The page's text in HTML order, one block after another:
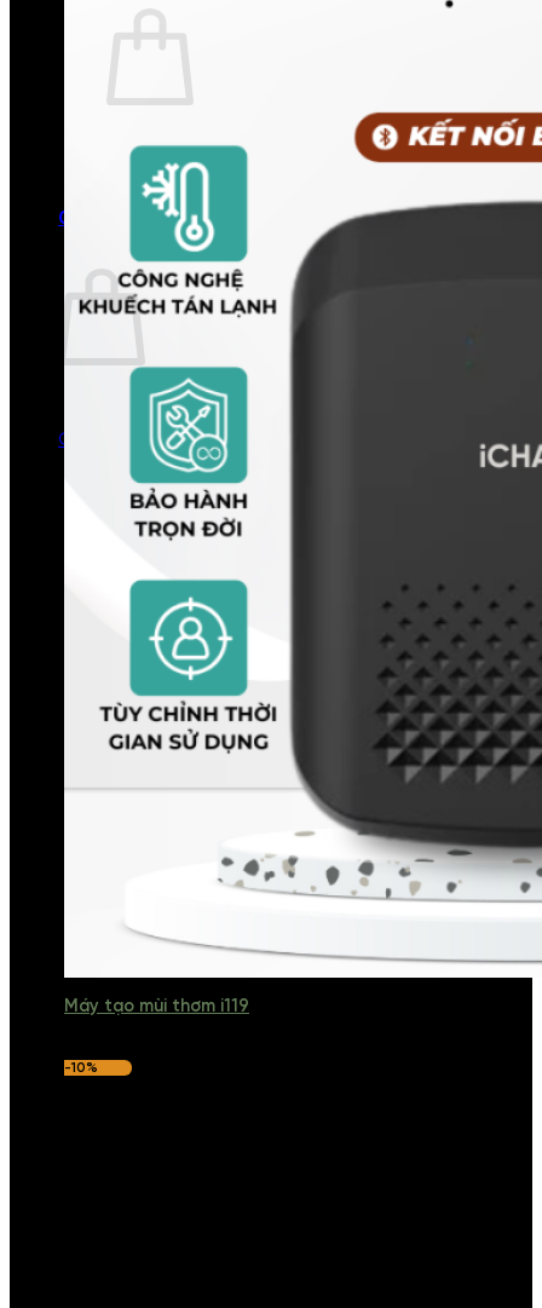
Chưa có sản phẩm trong giỏ hàng.
Quay trở lại cửa hàng
0
Giỏ hàng
Chưa có sản phẩm trong giỏ hàng.
Quay trở lại cửa hàng
Máy tạo mùi thơm i119
-10%